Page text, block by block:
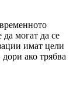
могат да се
имат цели
ако трябва